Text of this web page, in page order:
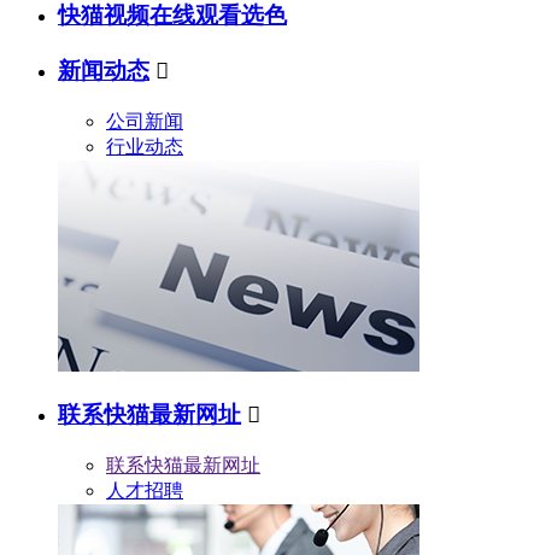
快猫视频在线观看选色
新闻动态 
公司新闻
行业动态
联系快猫最新网址 
联系快猫最新网址
人才招聘